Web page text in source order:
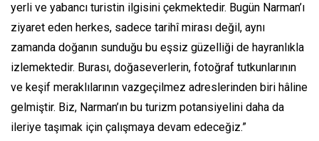
yerli ve yabancı turistin ilgisini çekmektedir. Bugün Narman’ı
ziyaret eden herkes, sadece tarihî mirası değil, aynı
zamanda doğanın sunduğu bu eşsiz güzelliği de hayranlıkla
izlemektedir. Burası, doğaseverlerin, fotoğraf tutkunlarının
ve keşif meraklılarının vazgeçilmez adreslerinden biri hâline
gelmiştir. Biz, Narman’ın bu turizm potansiyelini daha da
ileriye taşımak için çalışmaya devam edeceğiz.”